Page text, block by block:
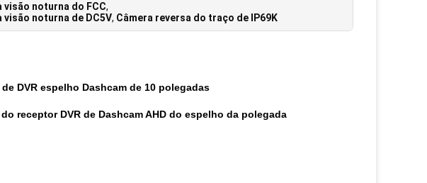
noturna do FCC,
noturna de DC5V, Câmera reversa do traço de IP69K
DVR espelho Dashcam de 10 polegadas
receptor DVR de Dashcam AHD do espelho da polegada